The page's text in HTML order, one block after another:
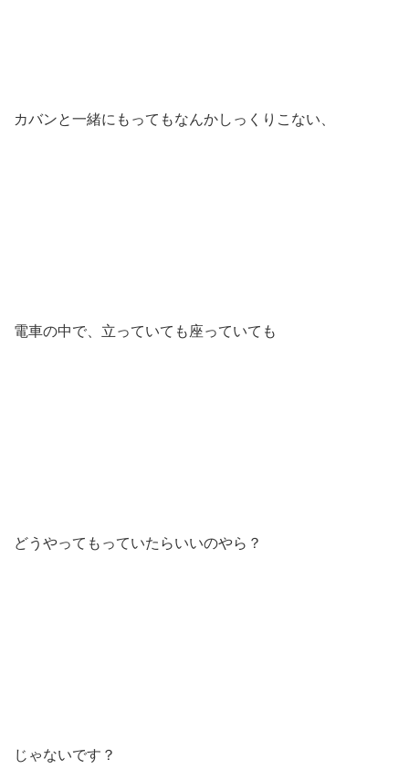
カバンと一緒にもってもなんかしっくりこない、
電車の中で、立っていても座っていても
どうやってもっていたらいいのやら？
じゃないです？